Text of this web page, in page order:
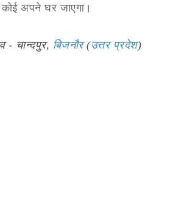
अपने घर जाएगा।
- चान्दपुर, बिजनौर(उत्तर प्रदेश)